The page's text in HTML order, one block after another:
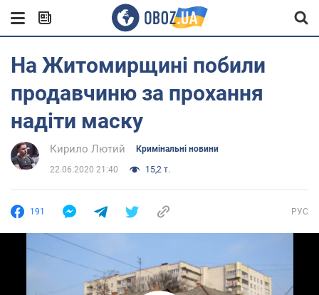
На Житомирщині побили
продавчиню за прохання
надіти маску
Кирило Лютий Кримінальні новини
22.06.2020 21:40 15,2 т.
191 РУС